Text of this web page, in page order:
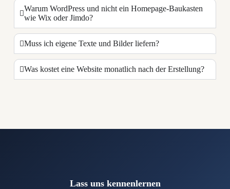
Warum WordPress und nicht ein Homepage-Baukasten
wie Wix oder Jimdo?
Muss ich eigene Texte und Bilder liefern?
Was kostet eine Website monatlich nach der Erstellung?
Lass uns kennenlernen